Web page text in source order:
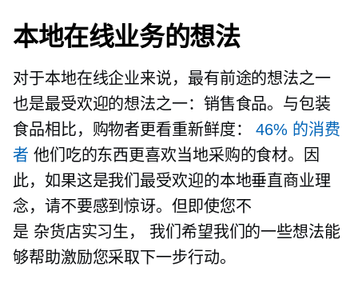
本地在线业务的想法
对于本地在线企业来说，最有前途的想法之一
也是最受欢迎的想法之一：销售食品。与包装
食品相比，购物者更看重新鲜度：46% 的消费
者 他们吃的东西更喜欢当地采购的食材。因
此，如果这是我们最受欢迎的本地垂直商业理
念，请不要感到惊讶。但即使您不
是 杂货店实习生，
我们希望我们的一些想法能
够帮助激励您采取下一步行动。